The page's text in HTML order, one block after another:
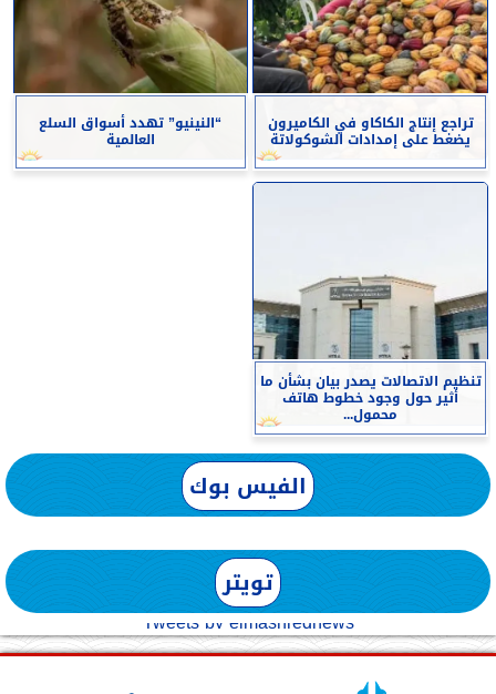
تراجع إنتاج الكاكاو في الكاميرون
يضغط على إمدادات الشوكولاتة
“النينيو” تهدد أسواق السلع
العالمية
تنظيم الاتصالات يصدر بيان بشأن ما
أثير حول وجود خطوط هاتف
محمول...
الفيس بوك
تويتر
Tweets by elmashreqnews